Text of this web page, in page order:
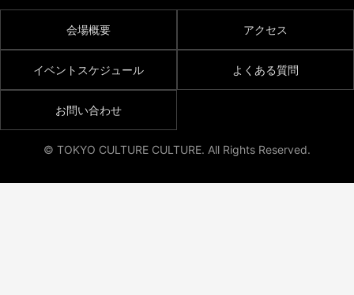
会場概要 アクセス
イベントスケジュール よくある質問
お問い合わせ
© TOKYO CULTURE CULTURE. All Rights Reserved.